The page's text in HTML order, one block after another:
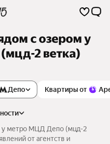
с озером у
2 ветка)
Квартиры от
Депо
у метро МЦД Депо (мцд-2
от агентств и